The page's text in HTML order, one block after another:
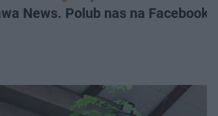
News. Polub nas na